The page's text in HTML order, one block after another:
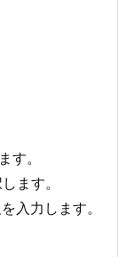
す。
ます。
入力します。